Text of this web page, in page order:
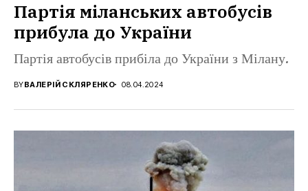
Партія міланських автобусів
прибула до України
Партія автобусів прибіла до України з Мілану.
BYВАЛЕРІЙ СКЛЯРЕНКО 08.04.2024